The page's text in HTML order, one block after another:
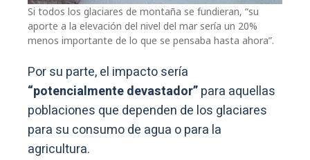
Si todos los glaciares de montaña se fundieran, “su
aporte a la elevación del nivel del mar sería un 20%
menos importante de lo que se pensaba hasta ahora”.
Por su parte, el impacto sería
“potencialmente devastador”para aquellas
poblaciones que dependen de los glaciares
para su consumo de agua o para la
agricultura.